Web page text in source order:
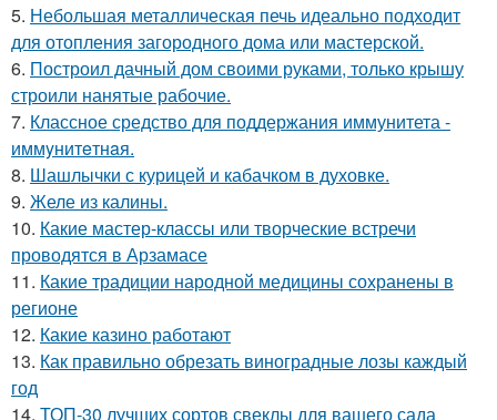
5. Небольшая металлическая печь идеально подходит
для отопления загородного дома или мастерской.
6. Построил дачный дом своими руками, только крышу
строили нанятые рабочие.
7. Классное средство для поддержания иммунитета -
иммyнитeтнaя.
8. Шашлычки с курицей и кабачком в духовке.
9. Желе из калины.
10. Какие мастер-классы или творческие встречи
проводятся в Арзамасе
11. Какие традиции народной медицины сохранены в
регионе
12. Какие казино работают
13. Как правильно обрезать виноградные лозы каждый
год
14. ТОП-30 лучших сортов свеклы для вашего сада